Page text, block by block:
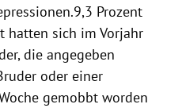
Prozent
hatten sich im Vorjahr
die angegeben
oder einer
gemobbt worden